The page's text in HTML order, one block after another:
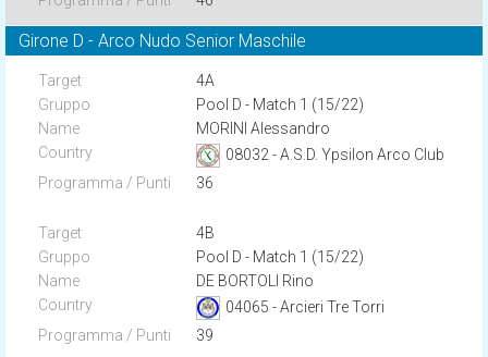
Girone D - Arco Nudo Senior Maschile
4A
Pool D - Match 1 (15/22)
MORINI Alessandro
08032 - A.S.D. Ypsilon Arco Club
36
4B
Pool D - Match 1 (15/22)
DE BORTOLI Rino
04065 - Arcieri Tre Torri
39